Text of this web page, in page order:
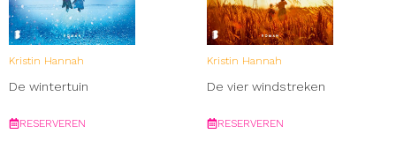
Kristin Hannah
De wintertuin
RESERVEREN
Kristin Hannah
De vier windstreken
RESERVEREN